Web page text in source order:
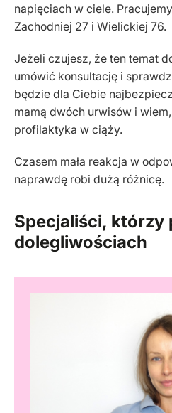
napięciach w ciele.
Zachodniej 27 i Wielickiej 76.
Jeżeli czujesz, że ten temat
umówić konsultację i
będzie dla Ciebie
mamą dwóch urwisów i
profilaktyka w ciąży.
Czasem mała reakcja w
naprawdę robi dużą różnicę.
Specjaliści, którzy
dolegliwościach